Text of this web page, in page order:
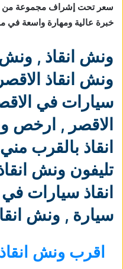
سعر تحت إشراف مجموعة من
خبرة عالية ومهارة واسعة في
ونش انقاذ , ونش
ونش انقاذ الاقصر
سيارات في
الاقصر , ارخص
انقاذ بالقرب مني
تليفون ونش
انقاذ سيارات في
سيارة , ونش
اقرب ونش